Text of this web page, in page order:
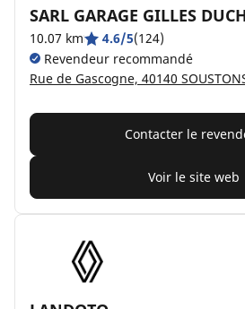
SARL GARAGE GILLES
10.07 km 4.6/5(124)
Revendeur recommandé
Rue de Gascogne, 40140
Contacter le
Voir le site web